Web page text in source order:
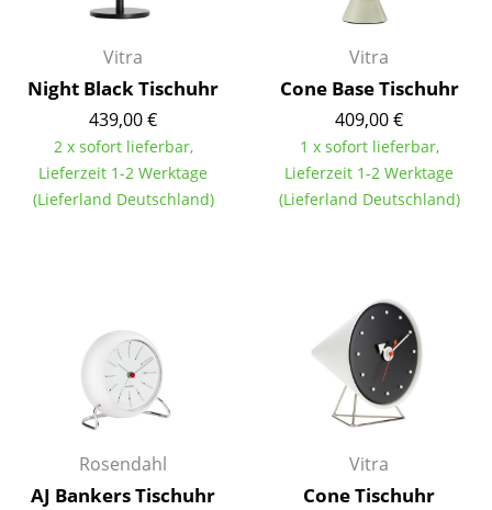
Regale & Schränke
Bücherregale
Wandregale
Sideboards & Kommoden
TV Möbel
Kleinaufbewahrung
Einzelteile
Licht
Vitra
Night Black Tischuhr
439,00 €
2 x sofort lieferbar,
Lieferzeit 1-2 Werktage
(Lieferland Deutschland)
Vitra
Cone Base Tischuhr
409,00 €
1 x sofort lieferbar,
Lieferzeit 1-2 Werktage
(Lieferland Deutschland)
Rosendahl
AJ Bankers Tischuhr
Vitra
Cone Tischuhr